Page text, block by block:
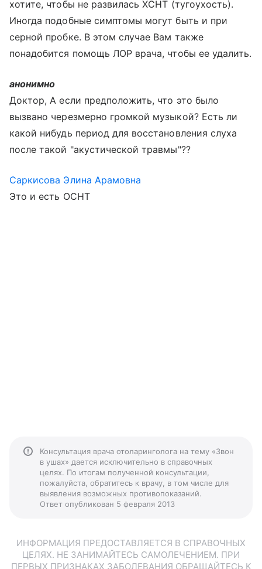
хотите, чтобы не развилась ХСНТ (тугоухость).
Иногда подобные симптомы могут быть и при
серной пробке. В этом случае Вам также
понадобится помощь ЛОР врача, чтобы ее удалить.
анонимно
Доктор, А если предположить, что это было
вызвано черезмерно громкой музыкой? Есть ли
какой нибудь период для восстановления слуха
после такой "акустической травмы"??
Саркисова Элина Арамовна
Это и есть ОСНТ
Консультация врача отоларинголога на тему «Звон
в ушах» дается исключительно в справочных
целях. По итогам полученной консультации,
пожалуйста, обратитесь к врачу, в том числе для
выявления возможных противопоказаний.
Ответ опубликован 5 февраля 2013
ИНФОРМАЦИЯ ПРЕДОСТАВЛЯЕТСЯ В СПРАВОЧНЫХ
ЦЕЛЯХ. НЕ ЗАНИМАЙТЕСЬ САМОЛЕЧЕНИЕМ. ПРИ
ПЕРВЫХ ПРИЗНАКАХ ЗАБОЛЕВАНИЯ ОБРАЩАЙТЕСЬ К